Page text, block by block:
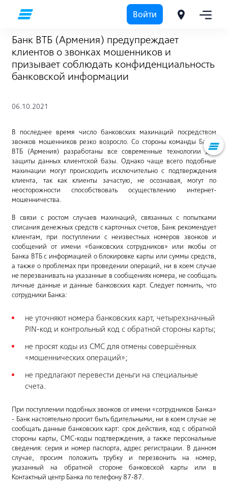
Войти
Банк ВТБ (Армения) предупреждает
клиентов о звонках мошенников и
призывает соблюдать конфиденциальность
банковской информации
06.10.2021
В последнее время число банковских махинаций посредством
звонков мошенников резко возросло. Со стороны команды Банка
ВТБ (Армения) разработаны все современные технологии для
защиты данных клиентской базы. Однако чаще всего подобные
махинации могут происходить исключительно с подтверждения
клиента, так как клиенты зачастую, не осознавая, могут по
неосторожности способствовать осуществлению интернет-
мошенничества.
В связи с ростом случаев махинаций, связанных с попытками
списания денежных средств с карточных счетов, Банк рекомендует
клиентам, при поступлении с неизвестных номеров звонков и
сообщений от имени «банковских сотрудников» или якобы от
Банка ВТБ с информацией о блокировке карты или суммы средств,
а также о проблемах при проведении операций, ни в коем случае
не перезванивать на указанные в сообщениях номера, не сообщать
личные данные и данные банковских карт. Следует помнить, что
сотрудники Банка:
не уточняют номера банковских карт, четырехзначный
PIN-код и контрольный код с обратной стороны карты;
не просят коды из СМС для отмены совершённых
«мошеннических операций»;
не предлагают перевести деньги на специальные
счета.
При поступлении подобных звонков от имени «сотрудников Банка»
- Банк настоятельно просит быть бдительными, ни в коем случае не
сообщать данные банковских карт: срок действия, код с обратной
стороны карты, СМС-коды подтверждения, а также персональные
сведения: серия и номер паспорта, адрес регистрации. В данном
случае, просим положить трубку и перезвонить на номер,
указанный на обратной стороне банковской карты или в
Контактный центр Банка по телефону 87-87.